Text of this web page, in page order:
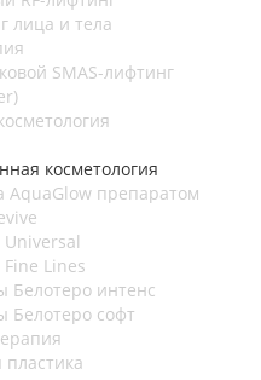
лица и тела
SMAS-лифтинг
косметология
AquaGlow препаратом
Universal
Fine Lines
Белотеро интенс
Белотеро софт
пластика